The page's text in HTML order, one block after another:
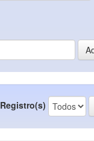
Registro(s)